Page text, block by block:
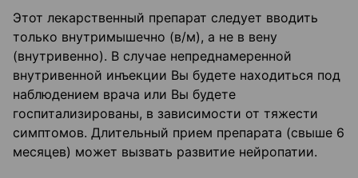
Этот лекарственный препарат следует вводить
только внутримышечно (в/м), а не в вену
(внутривенно). В случае непреднамеренной
внутривенной инъекции Вы будете находиться под
наблюдением врача или Вы будете
госпитализированы, в зависимости от тяжести
симптомов. Длительный прием препарата (свыше 6
месяцев) может вызвать развитие нейропатии.